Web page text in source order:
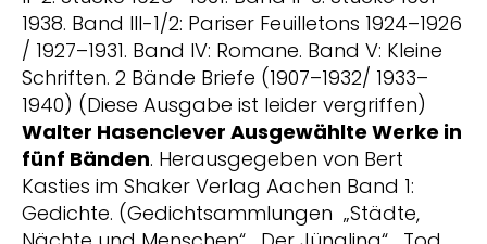
1938. Band III-1/2: Pariser Feuilletons 1924–1926
/ 1927–1931. Band IV: Romane. Band V: Kleine
Schriften. 2 Bände Briefe (1907–1932/ 1933–
1940) (Diese Ausgabe ist leider vergriffen)
Walter Hasenclever Ausgewählte Werke in
fünf Bänden. Herausgegeben von Bert
Kasties im Shaker Verlag Aachen Band 1:
Gedichte. (Gedichtsammlungen „Städte,